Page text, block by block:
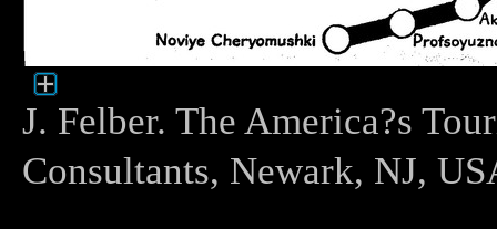
J. Felber. The America?s
Consultants, Newark, NJ,